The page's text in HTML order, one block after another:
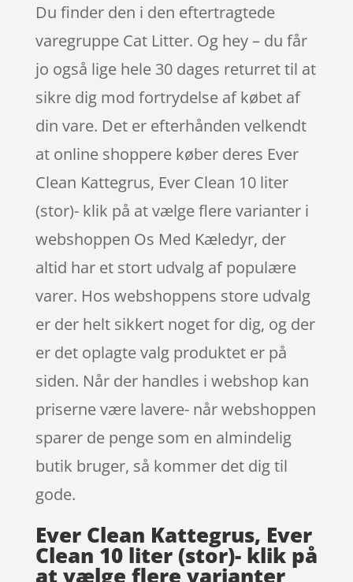
Du finder den i den eftertragtede
varegruppe Cat Litter. Og hey – du får
jo også lige hele 30 dages returret til at
sikre dig mod fortrydelse af købet af
din vare. Det er efterhånden velkendt
at online shoppere køber deres Ever
Clean Kattegrus, Ever Clean 10 liter
(stor)- klik på at vælge flere varianter i
webshoppen Os Med Kæledyr, der
altid har et stort udvalg af populære
varer. Hos webshoppens store udvalg
er der helt sikkert noget for dig, og der
er det oplagte valg produktet er på
siden. Når der handles i webshop kan
priserne være lavere- når webshoppen
sparer de penge som en almindelig
butik bruger, så kommer det dig til
gode.
Ever Clean Kattegrus, Ever
Clean 10 liter (stor)- klik på
at vælge flere varianter